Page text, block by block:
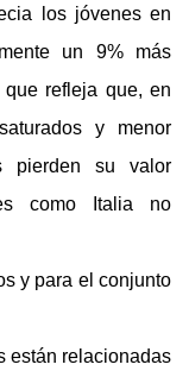
los jóvenes en
un 9% más
refleja que, en
y menor
pierden su valor
como Italia no
y para el conjunto
están relacionadas